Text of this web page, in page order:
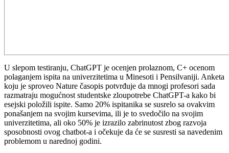
U slepom testiranju, ChatGPT je ocenjen prolaznom, C+ ocenom
polaganjem ispita na univerzitetima u Minesoti i Pensilvaniji. Anketa
koju je sproveo Nature časopis potvrđuje da mnogi profesori sada
razmatraju mogućnost studentske zloupotrebe ChatGPT-a kako bi
esejski položili ispite. Samo 20% ispitanika se susrelo sa ovakvim
ponašanjem na svojim kursevima, ili je to svedočilo na svojim
univerzitetima, ali oko 50% je izrazilo zabrinutost zbog razvoja
sposobnosti ovog chatbot-a i očekuje da će se susresti sa navedenim
problemom u narednoj godini.